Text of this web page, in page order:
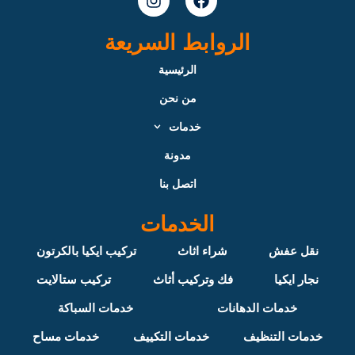
a
e
b
o
k
n
t
a
الروابط السريعة
الرئيسية
من نحن
خدمات
مدونة
اتصل بنا
الخدمات
نقل عفش شراء اثاث تركيب ايكيا بالكرتون
نجار ايكيا فك وتركيب أثاث تركيب ستالايت
خدمات الدهانات خدمات السباكة
خدمات التنظيف خدمات التكييف خدمات مساح